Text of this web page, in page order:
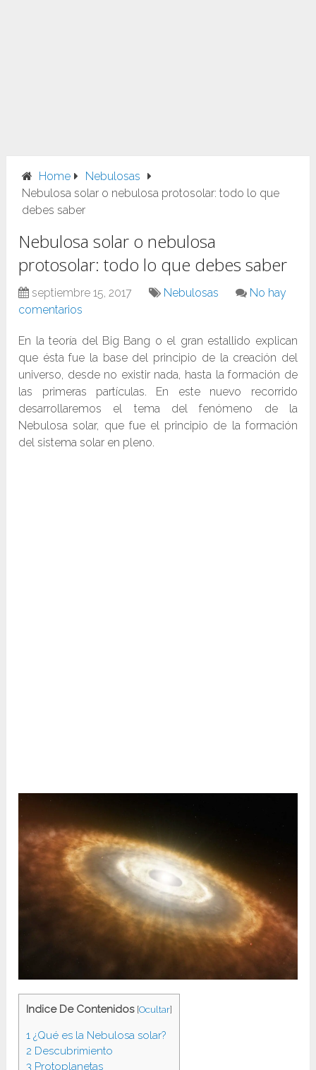
Home
Nebulosas
Nebulosa solar o nebulosa protosolar: todo lo que
debes saber
Nebulosa solar o nebulosa
protosolar: todo lo que debes saber
septiembre 15, 2017 Nebulosas
No hay
comentarios
En la teoría del Big Bang o el gran estallido explican
que ésta fue la base del principio de la creación del
universo, desde no existir nada, hasta la formación de
las primeras partículas. En este nuevo recorrido
desarrollaremos el tema del fenómeno de la
Nebulosa solar, que fue el principio de la formación
del sistema solar en pleno.
Indice De Contenidos [Ocultar]
1 ¿Qué es la Nebulosa solar?
2 Descubrimiento
3 Protoplanetas